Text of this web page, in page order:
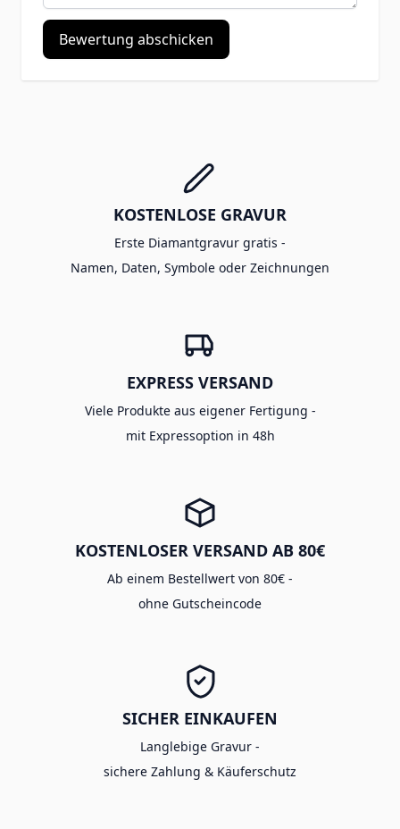
Bewertung abschicken
KOSTENLOSE GRAVUR
Erste Diamantgravur gratis -
Namen, Daten, Symbole oder Zeichnungen
EXPRESS VERSAND
Viele Produkte aus eigener Fertigung -
mit Expressoption in 48h
KOSTENLOSER VERSAND AB 80€
Ab einem Bestellwert von 80€ -
ohne Gutscheincode
SICHER EINKAUFEN
Langlebige Gravur -
sichere Zahlung & Käuferschutz